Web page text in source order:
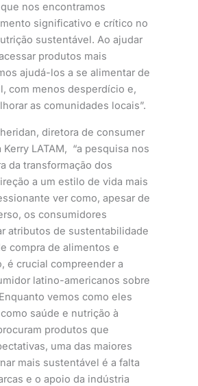
nos encontramos
significativo e crítico no
sustentável. Ao ajudar
produtos mais
ajudá-los a se alimentar de
com menos desperdício e,
as comunidades locais”.
diretora de consumer
LATAM, “a pesquisa nos
da transformação dos
a um estilo de vida mais
ver como, apesar de
os consumidores
atributos de sustentabilidade
compra de alimentos e
é crucial compreender a
latino-americanos sobre
vemos como eles
saúde e nutrição à
produtos que
uma das maiores
mais sustentável é a falta
e o apoio da indústria